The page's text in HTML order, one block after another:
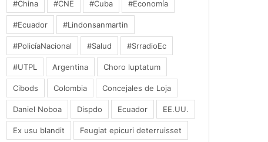
#China #CNE #Cuba #Economía
#Ecuador #Lindonsanmartin
#PolicíaNacional #Salud #SrradioEc
#UTPL Argentina Choro luptatum
Cibods Colombia Concejales de Loja
Daniel Noboa Dispdo Ecuador EE.UU.
Ex usu blandit Feugiat epicuri deterruisset